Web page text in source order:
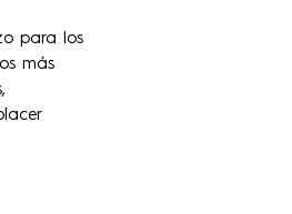
para los
más